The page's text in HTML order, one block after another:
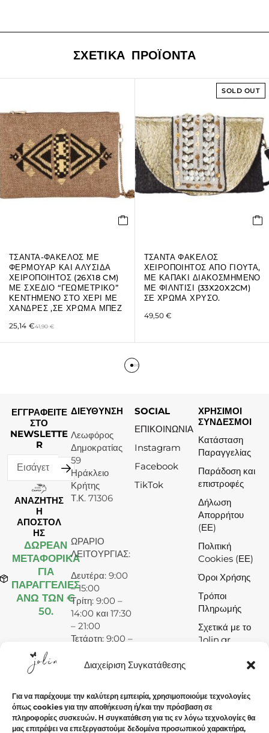
Διαχείριση Συγκατάθεσης
Για να παρέχουμε την καλύτερη εμπειρία, χρησιμοποιούμε τεχνολογίες
όπως cookies για την αποθήκευση ή/και την πρόσβαση σε
πληροφορίες συσκευών. Η συγκατάθεση για τις εν λόγω τεχνολογίες θα
μας επιτρέψει να επεξεργαστούμε δεδομένα προσωπικού χαρακτήρα,
ΣΧΕΤΙΚΆ ΠΡΟΪΌΝΤΑ
ΤΣΑΝΤΑ-ΦΑΚΕΛΟΣ ΜΕ
ΦΕΡΜΟΥΑΡ ΚΑΙ ΑΛΥΣΙΔΑ
ΧΕΙΡΟΠΟΙΗΤΟΣ (26Χ18 CM)
ΜΕ ΣΧΕΔΙΟ “ΓΕΩΜΕΤΡΙΚΟ”
ΚΕΝΤΗΜΕΝΟ ΣΤΟ ΧΕΡΙ ΜΕ
ΧΑΝΔΡΕΣ ,ΣΕ ΧΡΩΜΑ ΜΠΕΖ
41,90€
25,14 €
SOLD OUT
ΤΣΑΝΤΑ ΦΑΚΕΛΟΣ
ΧΕΙΡΟΠΟΙΗΤΟΣ ΑΠΟ ΓΙΟΥΤΑ,
ΜΕ ΚΑΠΑΚΙ ΔΙΑΚΟΣΜΗΜΕΝΟ
ΜΕ ΦΙΛΝΤΙΣΙ (33X20X2CM)
ΣΕ ΧΡΩΜΑ ΧΡΥΣΟ.
49,50€
ΕΓΓΡΑΦΕΙΤΕ
ΣΤΟ
NEWSLETTE
R
ΑΝΑΖΗΤΗΣ
Η
ΑΠΟΣΤΟΛ
ΗΣ
ΔΩΡΕΆΝ
ΜΕΤΑΦΟΡΙΚΑ
ΓΙΑ
ΠΑΡΑΓΓΕΛΙΕΣ
ΑΝΩ ΤΩΝ €
50.
ΔΙΕΥΘΥΝΣΗ
Λεωφόρος
Δημοκρατίας
59
Ηράκλειο
Κρήτης
Τ.Κ. 71306
ΩΡΑΡΙΟ
ΛΕΙΤΟΥΡΓΙΑΣ:
Δευτέρα: 9:00
– 15:00
Τρίτη: 9:00 –
14:00 και 17:30
– 21:00
Τετάρτη: 9:00 –
Πέμπτη: 9:00 –
Παρασκευή:
9:00 – 14:00
και 17:30 –
SOCIAL
ΕΠΙΚΟΙΝΩΝΙΑ
Instagram
Facebook
TikTok
ΧΡΗΣΙΜΟΙ
ΣΥΝΔΕΣΜΟΙ
Κατάσταση
Παραγγελίας
Παράδοση και
επιστροφές
Δήλωση
Απορρήτου
(ΕΕ)
Πολιτική
Cookies (ΕΕ)
Όροι Χρήσης
Τρόποι
Πληρωμής
Σχετικά με το
Jolin.gr